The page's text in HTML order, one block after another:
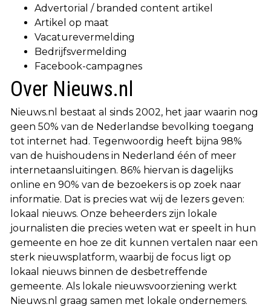
Advertorial / branded content artikel
Artikel op maat
Vacaturevermelding
Bedrijfsvermelding
Facebook-campagnes
Over Nieuws.nl
Nieuws.nl bestaat al sinds 2002, het jaar waarin nog
geen 50% van de Nederlandse bevolking toegang
tot internet had. Tegenwoordig heeft bijna 98%
van de huishoudens in Nederland één of meer
internetaansluitingen. 86% hiervan is dagelijks
online en 90% van de bezoekers is op zoek naar
informatie. Dat is precies wat wij de lezers geven:
lokaal nieuws. Onze beheerders zijn lokale
journalisten die precies weten wat er speelt in hun
gemeente en hoe ze dit kunnen vertalen naar een
sterk nieuwsplatform, waarbij de focus ligt op
lokaal nieuws binnen de desbetreffende
gemeente. Als lokale nieuwsvoorziening werkt
Nieuws.nl graag samen met lokale ondernemers.